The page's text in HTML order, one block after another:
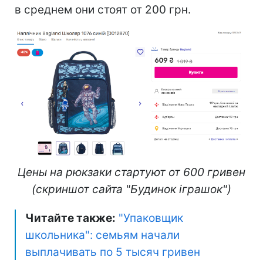
в среднем они стоят от 200 грн.
Цены на рюкзаки стартуют от 600 гривен
(скриншот сайта "Будинок іграшок")
Читайте также: "Упаковщик
школьника": семьям начали
выплачивать по 5 тысяч гривен